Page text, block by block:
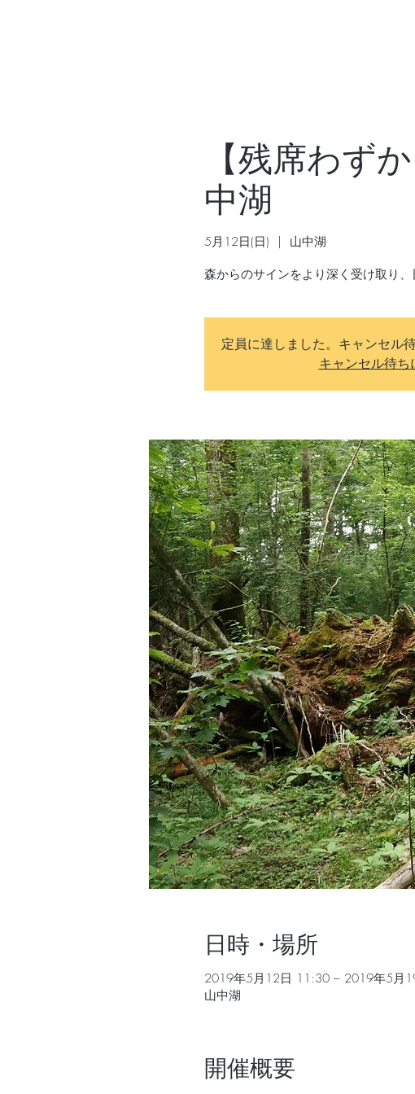
【残席わ
中湖
5月12日(日)
  |
山中湖
森からのサインをより深く受け取り、
定員に達しました。キャンセル
キャンセル待ち
日時・場所
2019年5月12日 11:30 – 2019年5月
山中湖
開催概要